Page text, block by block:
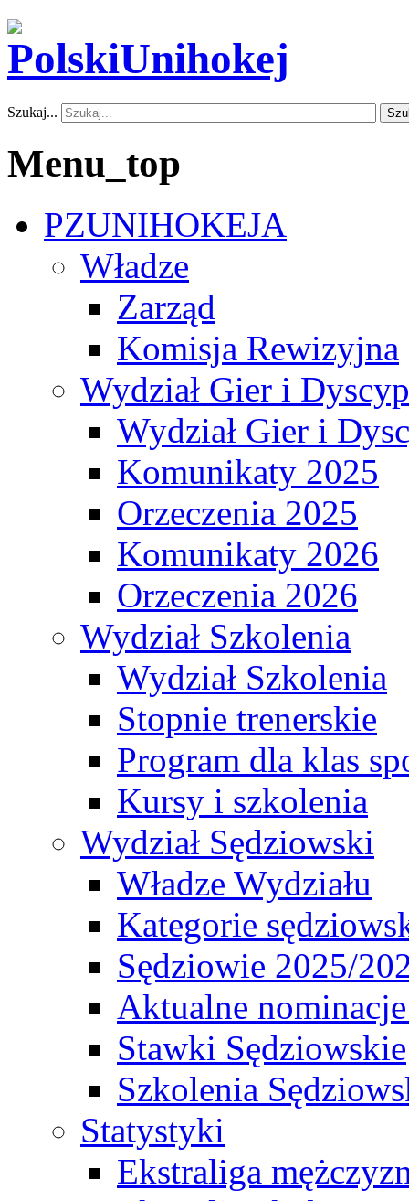
Szukaj...
Menu_top
PZUNIHOKEJA
Władze
Zarząd
Komisja Rewizyjna
Wydział Gier i
Wydział Gier i
Komunikaty 2025
Orzeczenia 2025
Komunikaty 2026
Orzeczenia 2026
Wydział Szkolenia
Wydział Szkolenia
Stopnie trenerskie
Program dla klas
Kursy i szkolenia
Wydział Sędziowski
Władze Wydziału
Kategorie
Sędziowie 2025/
Aktualne
Stawki Sędziowskie
Szkolenia
Statystyki
Ekstraliga